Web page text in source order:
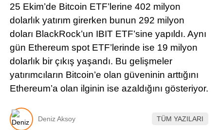
LinkedIn
Telegram
25 Ekim’de Bitcoin ETF’lerine 402 milyon
dolarlık yatırım girerken bunun 292 milyon
doları BlackRock’un IBIT ETF’sine yapıldı. Aynı
gün Ethereum spot ETF’lerinde ise 19 milyon
dolarlık bir çıkış yaşandı. Bu gelişmeler
yatırımcıların Bitcoin’e olan güveninin arttığını
Ethereum’a olan ilginin ise azaldığını gösteriyor.
Deniz Aksoy TÜM YAZILARI